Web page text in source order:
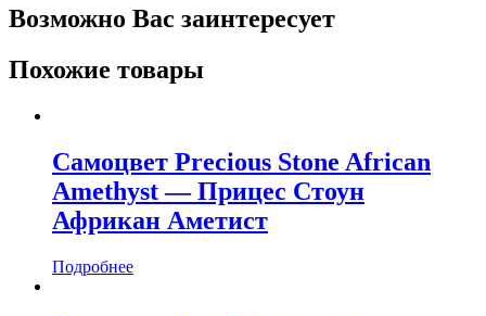
Возможно Вас заинтересует
Похожие товары
Самоцвет Precious Stone African
Amethyst — Прицес Стоун
Африкан Аметист
Подробнее